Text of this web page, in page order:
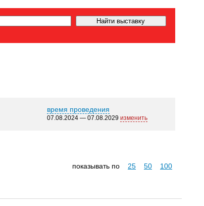
время проведения
07.08.2024 — 07.08.2029 изменить
показывать по 25 50 100